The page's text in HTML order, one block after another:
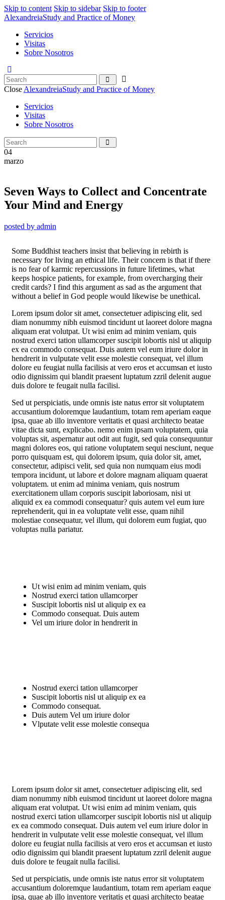
Skip to content Skip to sidebar Skip to footer
AlexandreiaStudy and Practice of Money
Servicios
Visitas
Sobre Nosotros
Close AlexandreiaStudy and Practice of Money
Servicios
Visitas
Sobre Nosotros
04
marzo
Seven Ways to Collect and Concentrate
Your Mind and Energy
posted by admin
Some Buddhist teachers insist that believing in rebirth is
necessary for living an ethical life. Their concern is that if there
is no fear of karmic repercussions in future lifetimes, what
keeps hospice patients, for example, from overcharging their
credit cards? I find this argument as sad as the argument that
without a belief in God people would likewise be unethical.
Lorem ipsum dolor sit amet, consectetuer adipiscing elit, sed
diam nonummy nibh euismod tincidunt ut laoreet dolore magna
aliquam erat volutpat. Ut wisi enim ad minim veniam, quis
nostrud exerci tation ullamcorper suscipit lobortis nisl ut aliquip
ex ea commodo consequat. Duis autem vel eum iriure dolor in
hendrerit in vulputate velit esse molestie consequat, vel illum
dolore eu feugiat nulla facilisis at vero eros et accumsan et iusto
odio dignissim qui blandit praesent luptatum zzril delenit augue
duis dolore te feugait nulla facilisi.
Sed ut perspiciatis, unde omnis iste natus error sit voluptatem
accusantium doloremque laudantium, totam rem aperiam eaque
ipsa, quae ab illo inventore veritatis et quasi architecto beatae
vitae dicta sunt, explicabo. nemo enim ipsam voluptatem, quia
voluptas sit, aspernatur aut odit aut fugit, sed quia consequuntur
magni dolores eos, qui ratione voluptatem sequi nesciunt, neque
porro quisquam est, qui dolorem ipsum, quia dolor sit, amet,
consectetur, adipisci velit, sed quia non numquam eius modi
tempora incidunt, ut labore et dolore magnam aliquam quaerat
voluptatem. ut enim ad minima veniam, quis nostrum
exercitationem ullam corporis suscipit laboriosam, nisi ut
aliquid ex ea commodi consequatur? quis autem vel eum iure
reprehenderit, qui in ea voluptate velit esse, quam nihil
molestiae consequatur, vel illum, qui dolorem eum fugiat, quo
voluptas nulla pariatur.
Ut wisi enim ad minim veniam, quis
Nostrud exerci tation ullamcorper
Suscipit lobortis nisl ut aliquip ex ea
Commodo consequat. Duis autem
Vel um iriure dolor in hendrerit in
Nostrud exerci tation ullamcorper
Suscipit lobortis nisl ut aliquip ex ea
Commodo consequat.
Duis autem Vel um iriure dolor
Vlputate velit esse molestie consequa
Lorem ipsum dolor sit amet, consectetuer adipiscing elit, sed
diam nonummy nibh euismod tincidunt ut laoreet dolore magna
aliquam erat volutpat. Ut wisi enim ad minim veniam, quis
nostrud exerci tation ullamcorper suscipit lobortis nisl ut aliquip
ex ea commodo consequat. Duis autem vel eum iriure dolor in
hendrerit in vulputate velit esse molestie consequat, vel illum
dolore eu feugiat nulla facilisis at vero eros et accumsan et iusto
odio dignissim qui blandit praesent luptatum zzril delenit augue
duis dolore te feugait nulla facilisi.
Sed ut perspiciatis, unde omnis iste natus error sit voluptatem
accusantium doloremque laudantium, totam rem aperiam eaque
ipsa, quae ab illo inventore veritatis et quasi architecto beatae